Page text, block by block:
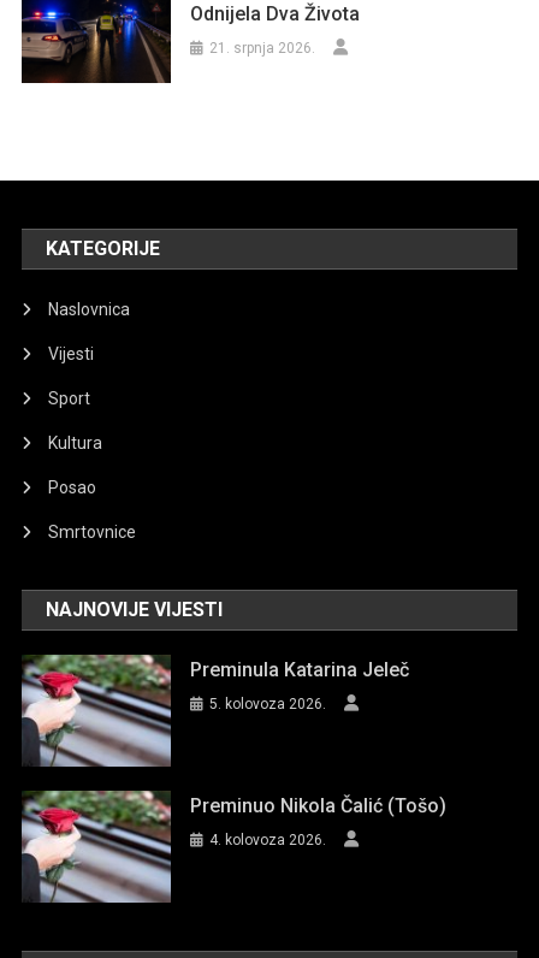
Odnijela Dva Života
21. srpnja 2026.
KATEGORIJE
Naslovnica
Vijesti
Sport
Kultura
Posao
Smrtovnice
NAJNOVIJE VIJESTI
Preminula Katarina Jeleč
5. kolovoza 2026.
Preminuo Nikola Čalić (Tošo)
4. kolovoza 2026.